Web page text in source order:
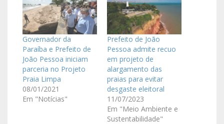
Governador da
Paraíba e Prefeito de
João Pessoa iniciam
parceria no Projeto
Praia Limpa
08/01/2021
Em "Notícias"
Prefeito de João
Pessoa admite recuo
em projeto de
alargamento das
praias para evitar
desgaste eleitoral
11/07/2023
Em "Meio Ambiente e
Sustentabilidade"